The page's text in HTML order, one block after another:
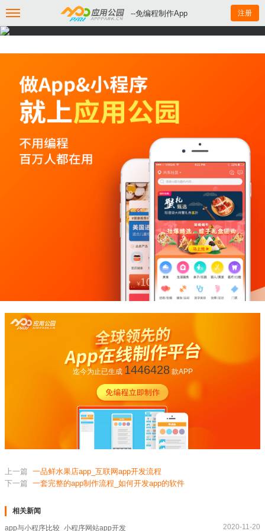
--免编程制作App 注册
迄今为止已生成 1446428款APP
上一篇 一品鲜水果店app_互联网app开发流程
下一篇 一套完整的app制作流程_如何开发app的软件
相关新闻
app与小程序比较_小程序网站app开发 2020-11-20